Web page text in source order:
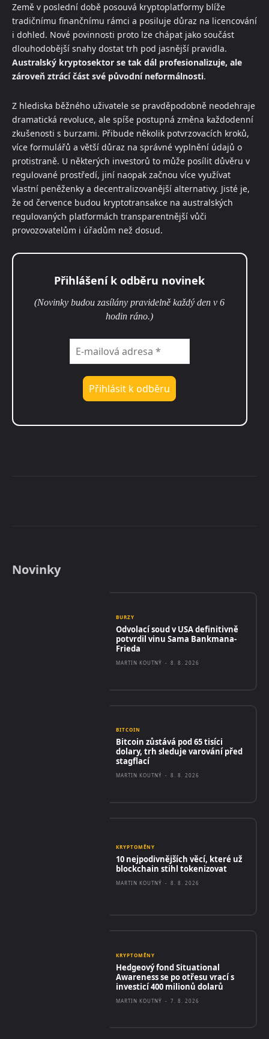
Země v poslední době posouvá kryptoplatformy blíže
tradičnímu finančnímu rámci a posiluje důraz na licencování
i dohled. Nové povinnosti proto lze chápat jako součást
dlouhodobější snahy dostat trh pod jasnější pravidla.
Australský kryptosektor se tak dál profesionalizuje, ale
zároveň ztrácí část své původní neformálnosti.
Z hlediska běžného uživatele se pravděpodobně neodehraje
dramatická revoluce, ale spíše postupná změna každodenní
zkušenosti s burzami. Přibude několik potvrzovacích kroků,
více formulářů a větší důraz na správné vyplnění údajů o
protistraně. U některých investorů to může posílit důvěru v
regulované prostředí, jiní naopak začnou více využívat
vlastní peněženky a decentralizovanější alternativy. Jisté je,
že od července budou kryptotransakce na australských
regulovaných platformách transparentnější vůči
provozovatelům i úřadům než dosud.
Přihlášení k odběru novinek
(Novinky budou zasílány pravidelně každý den v 6
hodin ráno.)
Novinky
BURZY
Odvolací soud v USA definitivně
potvrdil vinu Sama Bankmana-
Frieda
MARTIN KOUTNÝ - 8. 8. 2026
BITCOIN
Bitcoin zůstává pod 65 tisíci
dolary, trh sleduje varování před
stagflací
MARTIN KOUTNÝ - 8. 8. 2026
KRYPTOMĚNY
10 nejpodivnějších věcí, které už
blockchain stihl tokenizovat
MARTIN KOUTNÝ - 8. 8. 2026
KRYPTOMĚNY
Hedgeový fond Situational
Awareness se po otřesu vrací s
investicí 400 milionů dolarů
MARTIN KOUTNÝ - 7. 8. 2026